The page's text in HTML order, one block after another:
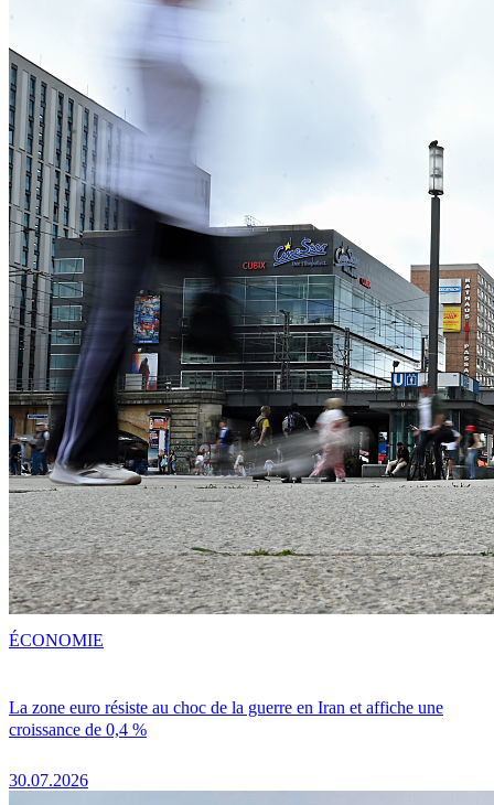
La zone euro résiste au choc de la guerre en Iran et affiche une
croissance de 0,4 %
30.07.2026
ÉCONOMIE